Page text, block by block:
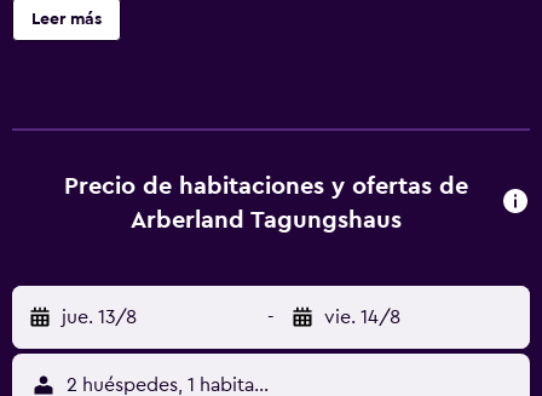
en todo el alojamiento. Hay parking privado gratis y el
alojamiento ofrece servicio de traslado de pago para ir o
vegetarianas. Arberland Tagungshaus ofrece zona de
juegos infantil. La clientela puede practicar actividades en
Leer más
Precio de habitaciones y ofertas de
Arberland Tagungshaus
jue. 13/8 - vie. 14/8
2 huéspedes, 1 habitación